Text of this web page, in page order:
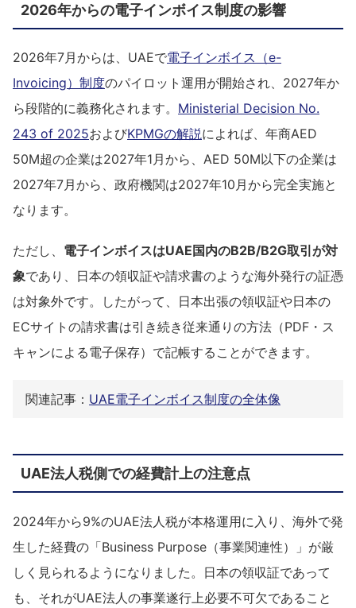
2026年からの電子インボイス制度の影響
2026年7月からは、UAEで電子インボイス（e-
Invoicing）制度のパイロット運用が開始され、2027年か
ら段階的に義務化されます。 Ministerial Decision No.
243 of 2025およびKPMGの解説によれば、年商AED
50M超の企業は2027年1月から、AED 50M以下の企業は
2027年7月から、政府機関は2027年10月から完全実施と
なります。
ただし、 電子インボイスはUAE国内のB2B/B2G取引が対
象であり、日本の領収証や請求書のような海外発行の証憑
は対象外です。したがって、日本出張の領収証や日本の
ECサイトの請求書は引き続き従来通りの方法（PDF・ス
キャンによる電子保存）で記帳することができます。
関連記事： UAE電子インボイス制度の全体像
UAE法人税側での経費計上の注意点
2024年から9%のUAE法人税が本格運用に入り、海外で発
生した経費の「Business Purpose（事業関連性）」が厳
しく見られるようになりました。日本の領収証であって
も、それがUAE法人の事業遂行上必要不可欠であること